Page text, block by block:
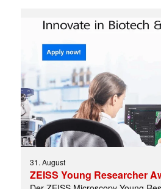
31. August
ZEISS Young Researcher